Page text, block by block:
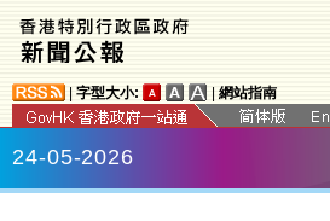
字型大小: 網站指南
24-05-2026